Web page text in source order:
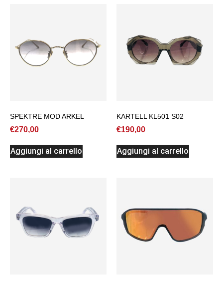
SPEKTRE MOD ARKEL
€270,00
Aggiungi al carrello
KARTELL KL501 S02
€190,00
Aggiungi al carrello